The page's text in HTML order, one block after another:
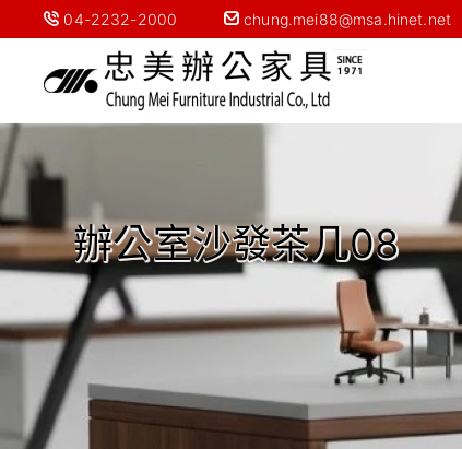
04-2232-2000 chung.mei88@msa.hinet.net
辦公室沙發茶几08